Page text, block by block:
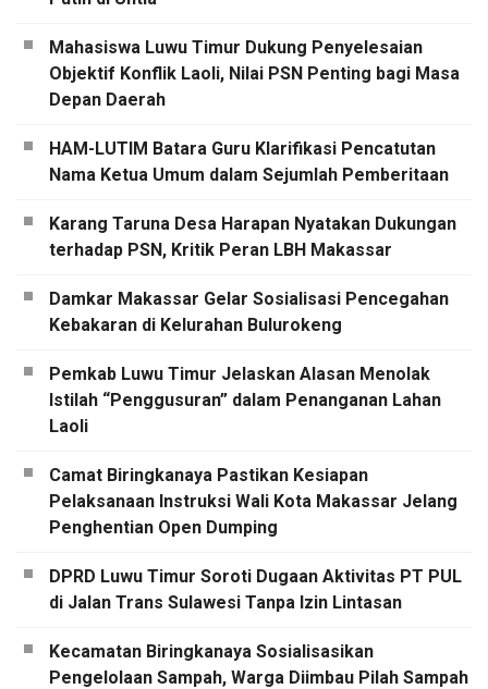
Mahasiswa Luwu Timur Dukung Penyelesaian
Objektif Konflik Laoli, Nilai PSN Penting bagi Masa
Depan Daerah
HAM-LUTIM Batara Guru Klarifikasi Pencatutan
Nama Ketua Umum dalam Sejumlah Pemberitaan
Karang Taruna Desa Harapan Nyatakan Dukungan
terhadap PSN, Kritik Peran LBH Makassar
Damkar Makassar Gelar Sosialisasi Pencegahan
Kebakaran di Kelurahan Bulurokeng
Pemkab Luwu Timur Jelaskan Alasan Menolak
Istilah “Penggusuran” dalam Penanganan Lahan
Laoli
Camat Biringkanaya Pastikan Kesiapan
Pelaksanaan Instruksi Wali Kota Makassar Jelang
Penghentian Open Dumping
DPRD Luwu Timur Soroti Dugaan Aktivitas PT PUL
di Jalan Trans Sulawesi Tanpa Izin Lintasan
Kecamatan Biringkanaya Sosialisasikan
Pengelolaan Sampah, Warga Diimbau Pilah Sampah